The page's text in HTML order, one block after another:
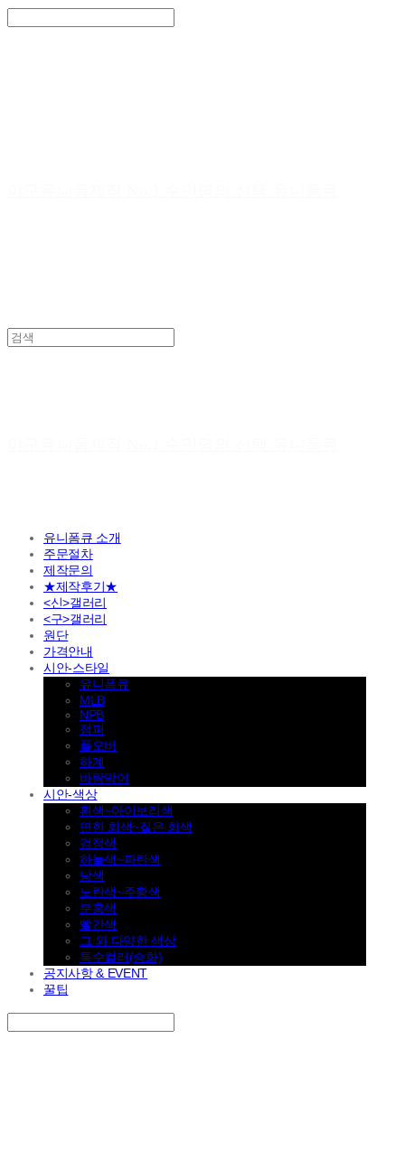
유니폼큐 소개
주문절차
제작문의
★제작후기★
<신>갤러리
<구>갤러리
원단
가격안내
시안-스타일
유니폼큐
MLB
NPB
점퍼
풀오버
하계
바람막이
시안-색상
흰색~아이보리색
연한 회색~짙은 회색
검정색
하늘색~파란색
남색
노란색~주황색
분홍색
빨간색
그 외 다양한 색상
특수컬러(승화)
공지사항 & EVENT
꿀팁